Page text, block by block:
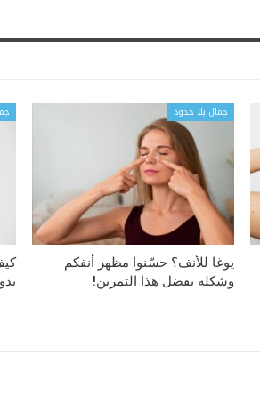
جمال بلا حدود
يوغا للأنف؟ حسّنوا مظهر أنفكم
وشكله بفضل هذا التمرين!